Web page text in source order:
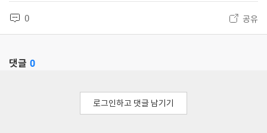
0 공유
댓글 0
로그인하고 댓글 남기기